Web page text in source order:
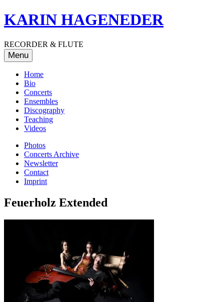
Skip
to
KARIN HAGENEDER
RECORDER & FLUTE
Menu
Home
Bio
Concerts
Ensembles
Discography
Teaching
Videos
Photos
Concerts Archive
Newsletter
Contact
Imprint
Feuerholz Extended